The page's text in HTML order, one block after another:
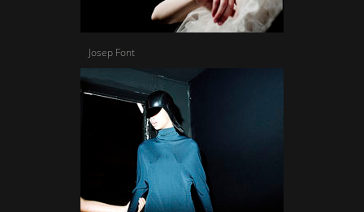
Josep Font